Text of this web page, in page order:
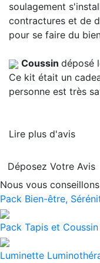
soulagement
contractures et de
pour se faire du
Coussin déposé
Ce kit était un
personne est très
Lire plus d'avis
Déposez Votre Avis
Nous vous
Pack Bien-être,
Pack Tapis et
Luminette